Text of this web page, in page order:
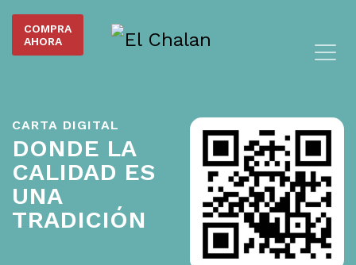
COMPRA
AHORA
CARTA DIGITAL
DONDE LA
CALIDAD ES
UNA
TRADICIÓN